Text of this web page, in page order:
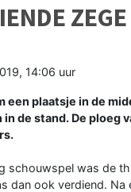
14:06 uur
een plaatsje in de
de stand. De ploeg
schouwspel was de
dan ook verdiend.